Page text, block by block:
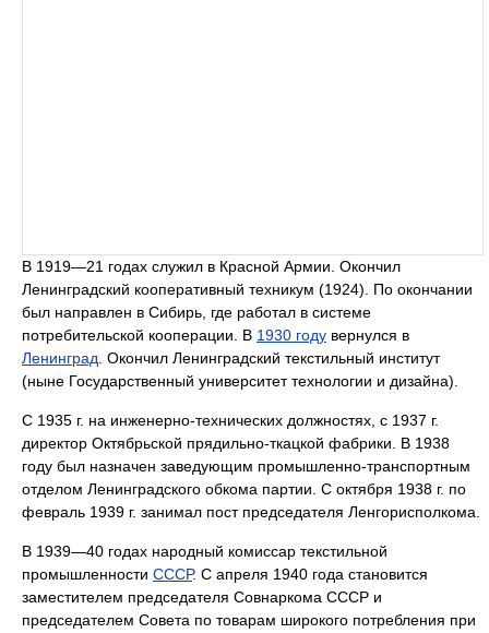
В 1919—21 годах служил в Красной Армии. Окончил
Ленинградский кооперативный техникум (1924). По окончании
был направлен в Сибирь, где работал в системе
потребительской кооперации. В 1930 году вернулся в
Ленинград . Окончил Ленинградский текстильный институт
(ныне Государственный университет технологии и дизайна).
С 1935 г. на инженерно-технических должностях, с 1937 г.
директор Октябрьской прядильно-ткацкой фабрики. В 1938
году был назначен заведующим промышленно-транспортным
отделом Ленинградского обкома партии. С октября 1938 г. по
февраль 1939 г. занимал пост председателя Ленгорисполкома.
В 1939—40 годах народный комиссар текстильной
промышленности СССР. С апреля 1940 года становится
заместителем председателя Совнаркома СССР и
председателем Совета по товарам широкого потребления при